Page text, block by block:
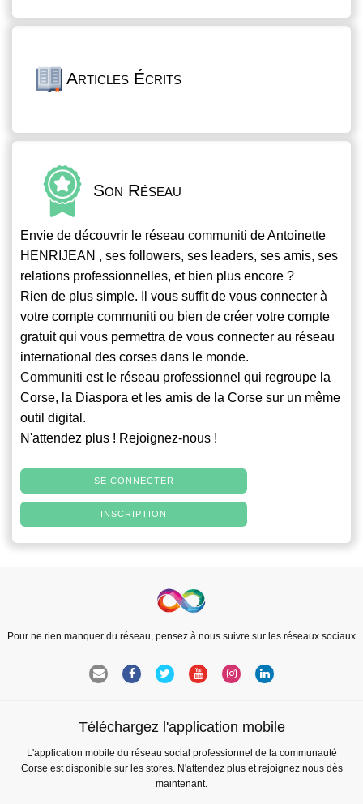
Articles Écrits
Son Réseau
Envie de découvrir le réseau communiti de Antoinette
HENRIJEAN , ses followers, ses leaders, ses amis, ses
relations professionnelles, et bien plus encore ?
Rien de plus simple. Il vous suffit de vous connecter à
votre compte communiti ou bien de créer votre compte
gratuit qui vous permettra de vous connecter au réseau
international des corses dans le monde.
Communiti est le réseau professionnel qui regroupe la
Corse, la Diaspora et les amis de la Corse sur un même
outil digital.
N'attendez plus ! Rejoignez-nous !
SE CONNECTER
INSCRIPTION
Pour ne rien manquer du réseau, pensez à nous suivre sur les réseaux sociaux
Téléchargez l'application mobile
L'application mobile du réseau social professionnel de la communauté
Corse est disponible sur les stores. N'attendez plus et rejoignez nous dès
maintenant.